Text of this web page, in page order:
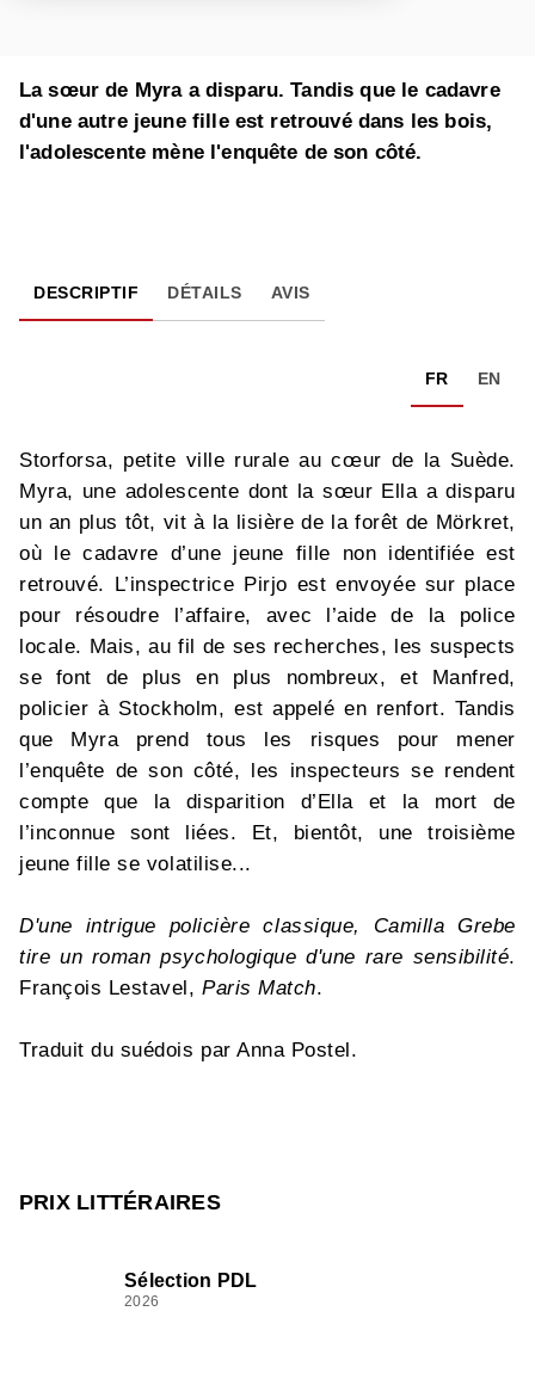
La sœur de Myra a disparu. Tandis que le cadavre
d'une autre jeune fille est retrouvé dans les bois,
l'adolescente mène l'enquête de son côté.
DESCRIPTIF DÉTAILS AVIS
FR EN
Storforsa, petite ville rurale au cœur de la Suède.
Myra, une adolescente dont la sœur Ella a disparu
un an plus tôt, vit à la lisière de la forêt de Mörkret,
où le cadavre d’une jeune fille non identifiée est
retrouvé. L’inspectrice Pirjo est envoyée sur place
pour résoudre l’affaire, avec l’aide de la police
locale. Mais, au fil de ses recherches, les suspects
se font de plus en plus nombreux, et Manfred,
policier à Stockholm, est appelé en renfort. Tandis
que Myra prend tous les risques pour mener
l’enquête de son côté, les inspecteurs se rendent
compte que la disparition d’Ella et la mort de
l’inconnue sont liées. Et, bientôt, une troisième
jeune fille se volatilise...
D'une intrigue policière classique, Camilla Grebe
tire un roman psychologique d'une rare sensibilité.
François Lestavel,Paris Match.
Traduit du suédois par Anna Postel.
PRIX LITTÉRAIRES
Sélection PDL
2026